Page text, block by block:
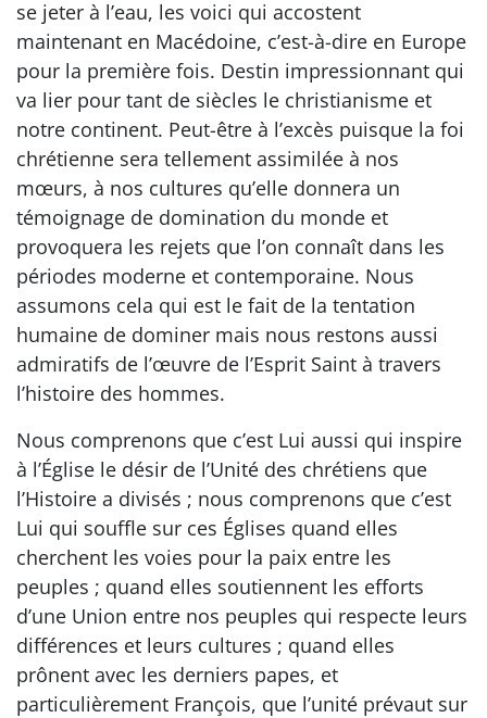
se jeter à l’eau, les voici qui accostent
maintenant en Macédoine, c’est-à-dire en Europe
pour la première fois. Destin impressionnant qui
va lier pour tant de siècles le christianisme et
notre continent. Peut-être à l’excès puisque la foi
chrétienne sera tellement assimilée à nos
mœurs, à nos cultures qu’elle donnera un
témoignage de domination du monde et
provoquera les rejets que l’on connaît dans les
périodes moderne et contemporaine. Nous
assumons cela qui est le fait de la tentation
humaine de dominer mais nous restons aussi
admiratifs de l’œuvre de l’Esprit Saint à travers
l’histoire des hommes.
Nous comprenons que c’est Lui aussi qui inspire
à l’Église le désir de l’Unité des chrétiens que
l’Histoire a divisés ; nous comprenons que c’est
Lui qui souffle sur ces Églises quand elles
cherchent les voies pour la paix entre les
peuples ; quand elles soutiennent les efforts
d’une Union entre nos peuples qui respecte leurs
différences et leurs cultures ; quand elles
prônent avec les derniers papes, et
particulièrement François, que l’unité prévaut sur